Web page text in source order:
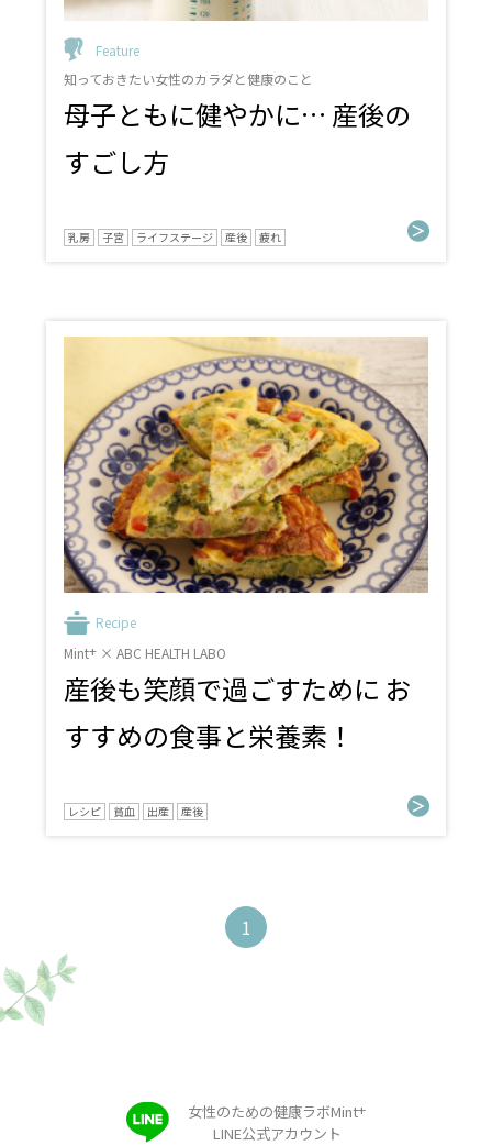
Feature
知っておきたい女性のカラダと健康のこと
母子ともに健やかに… 産後の
すごし方
乳房 子宮 ライフステージ 産後 疲れ
Recipe
Mint+× ABC HEALTH LABO
産後も笑顔で過ごすために お
すすめの食事と栄養素！
レシピ 貧血 出産 産後
1
女性のための健康ラボMint+
LINE公式アカウント